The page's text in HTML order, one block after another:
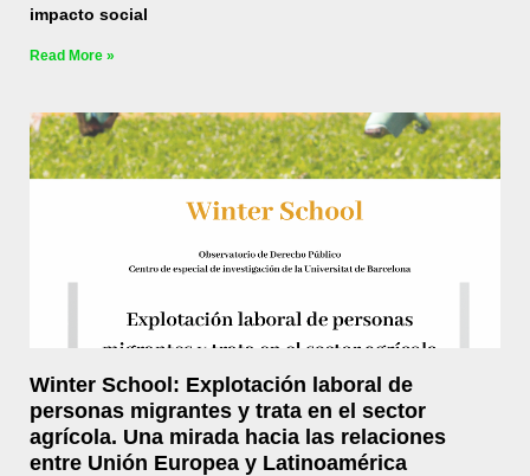
impacto social
Read More »
Winter School: Explotación laboral de
personas migrantes y trata en el sector
agrícola. Una mirada hacia las relaciones
entre Unión Europea y Latinoamérica